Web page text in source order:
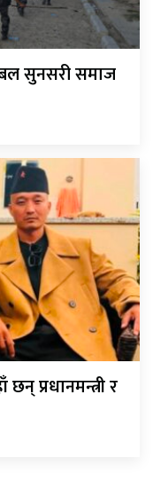
सुनसरी समाज
प्रधानमन्त्री र